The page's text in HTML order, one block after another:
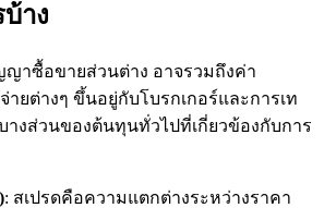
าง
าซื้อขายส่วนต่าง อาจรวมถึงค่า
ายต่างๆ ขึ้นอยู่กับโบรกเกอร์และการเท
างส่วนของต้นทุนทั่วไปที่เกี่ยวข้องกับการ
: สเปรดคือความแตกต่างระหว่างราคา